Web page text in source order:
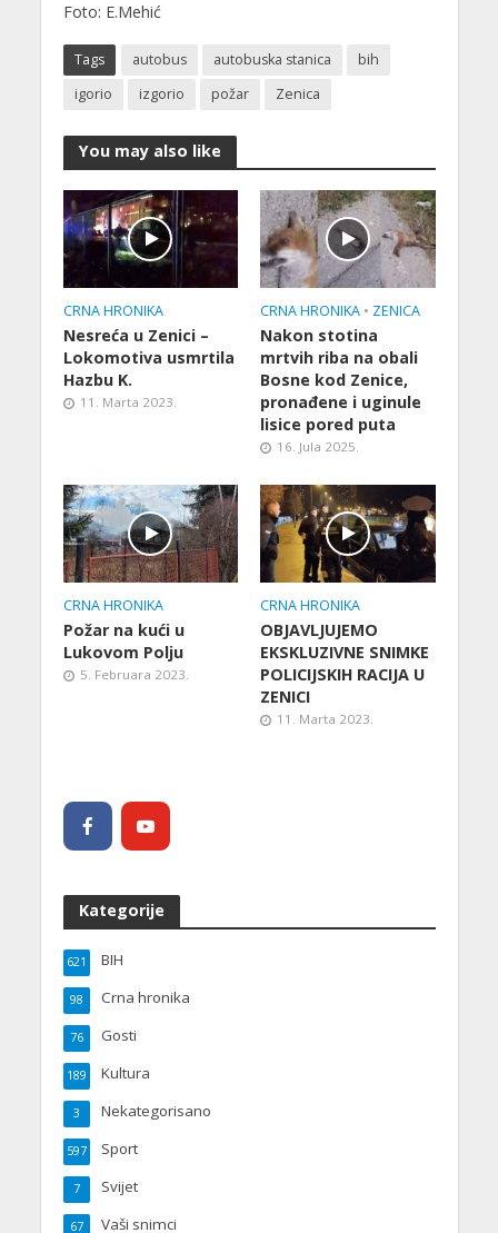
Foto: E.Mehić
Tags autobus autobuska stanica
bih
igorio
izgorio požar Zenica
You may also like
CRNA HRONIKA
Nesreća u Zenici –
Lokomotiva usmrtila
Hazbu K.
11. Marta 2023.
CRNA HRONIKA • ZENICA
Nakon stotina
mrtvih riba na obali
Bosne kod Zenice,
pronađene i uginule
lisice pored puta
16. Jula 2025.
CRNA HRONIKA
Požar na kući u
Lukovom Polju
5. Februara 2023.
CRNA HRONIKA
OBJAVLJUJEMO
EKSKLUZIVNE SNIMKE
POLICIJSKIH RACIJA U
ZENICI
11. Marta 2023.
Kategorije
BIH
621
Crna hronika
98
Gosti
76
Kultura
189
Nekategorisano
3
Sport
597
Svijet
7
Vaši snimci
67